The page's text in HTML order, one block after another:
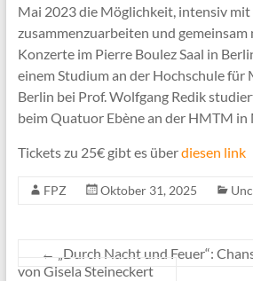
Mai 2023 die Möglichkeit, intensiv
zusammenzuarbeiten und gemeinsam
Konzerte im Pierre Boulez Saal in
einem Studium an der Hochschule für
Berlin bei Prof. Wolfgang Redik
beim Quatuor Ebène an der HMTM in
Tickets zu 25€ gibt es überdiesen link
FPZ Oktober 31, 2025
←
„Durch Nacht und Feuer“:
von Gisela Steineckert